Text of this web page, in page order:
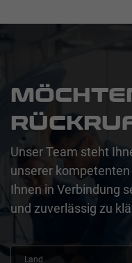
Unser Team steht
unserer
Ihnen in Verbindung
und zuverlässig zu
Land